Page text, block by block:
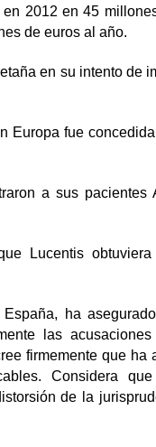
2012 en 45
de euros al año.
en su intento de
Europa fue
a sus pacientes
Lucentis
ha
las
firmemente que
Considera
de la